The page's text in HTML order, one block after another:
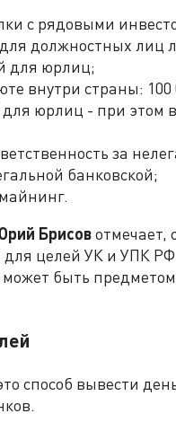
с рядовыми
для должностных
для юрлиц;
внутри страны: 100
для юрлиц - при этом
за
банковской;
Брисовотмечает,
целей УК и УПК
быть
способ вывести